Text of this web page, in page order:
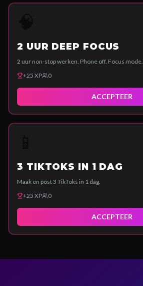
2 UUR DEEP FOCUS
2 uur non-stop werken. Phone off. Focus mode.
+25 XP 0
ACCEPTEER
3 TIKTOKS IN 1 DAG
Maak en post 3 TikToks in 1 dag.
+25 XP 0
ACCEPTEER